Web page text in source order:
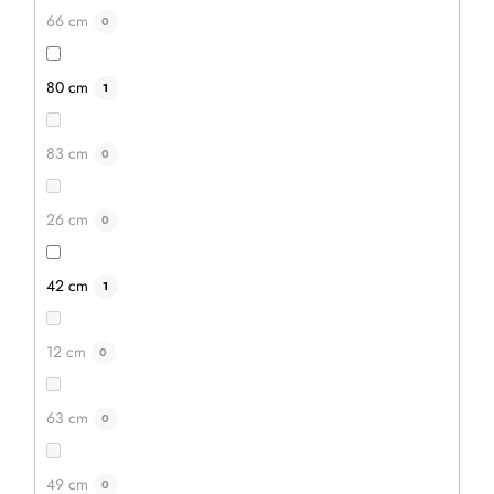
66 cm 0
80 cm 1
83 cm 0
26 cm 0
42 cm 1
12 cm 0
63 cm 0
49 cm 0
29 Kč